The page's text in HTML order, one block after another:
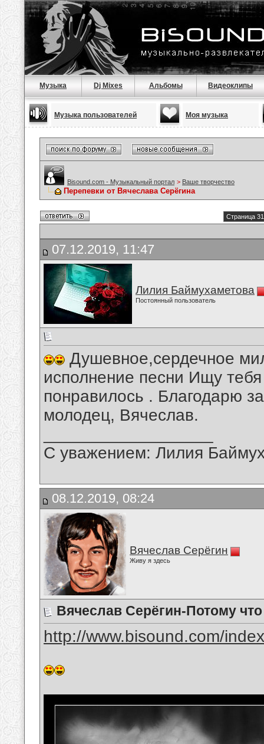
Музыка Dj Mixes Альбомы Видеоклипы
Музыка пользователей Моя музыка
Bisound.com - Музыкальный портал > Ваше творчество
Перепевки от Вячеслава Серёгина
Страница
07.12.2019, 11:47
Лилия Баймухаметова
Постоянный пользователь
Душевное,сердечное
исполнение песни Ищу
понравилось . Благодарю
молодец, Вячеслав.
С уважением: Лилия
08.12.2019, 08:24
Вячеслав Серёгин
Живу я здесь
Вячеслав Серёгин-Потому
http://www.bisound.com/